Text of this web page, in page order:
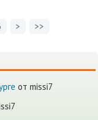
> >>
от missi7